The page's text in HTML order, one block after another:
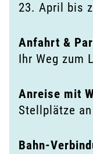
23. April bis
Anfahrt &
Ihr Weg zum
Anreise mit
Stellplätze
Bahn-